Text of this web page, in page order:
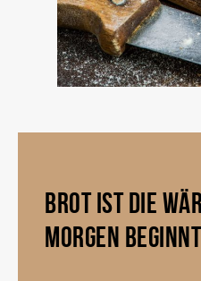
BROT IST DIE
MORGEN BEGINNT